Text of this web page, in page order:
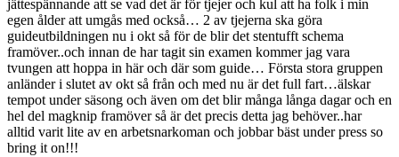
jättespännande att se vad det är för tjejer och kul att ha folk i min
egen ålder att umgås med också… 2 av tjejerna ska göra
guideutbildningen nu i okt så för de blir det stentufft schema
framöver..och innan de har tagit sin examen kommer jag vara
tvungen att hoppa in här och där som guide… Första stora gruppen
anländer i slutet av okt så från och med nu är det full fart…älskar
tempot under säsong och även om det blir många långa dagar och en
hel del magknip framöver så är det precis detta jag behöver..har
alltid varit lite av en arbetsnarkoman och jobbar bäst under press so
bring it on!!!